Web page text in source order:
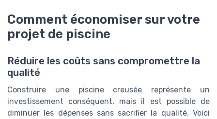
Comment économiser sur votre
projet de piscine
Réduire les coûts sans compromettre la
qualité
Construire une piscine creusée représente un
investissement conséquent, mais il est possible de
diminuer les dépenses sans sacrifier la qualité. Voici